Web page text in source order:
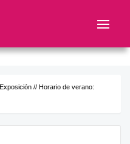
Exposición // Horario de verano: